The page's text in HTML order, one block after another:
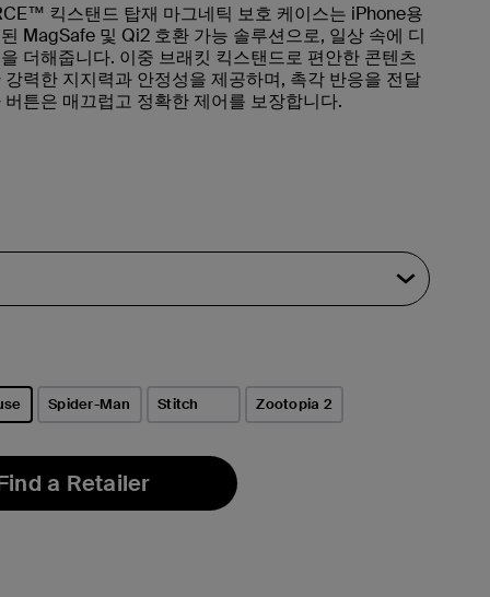
킥스탠드 탑재 마그네틱 보호 케이스는 iPhone용
MagSafe 및 Qi2 호환 가능 솔루션으로, 일상 속에 디
더해줍니다. 이중 브래킷 킥스탠드로 편안한 콘텐츠
력한 지지력과 안정성을 제공하며, 촉각 반응을 전달
튼은 매끄럽고 정확한 제어를 보장합니다.
Spider-Man Stitch Zootopia 2
a Retailer